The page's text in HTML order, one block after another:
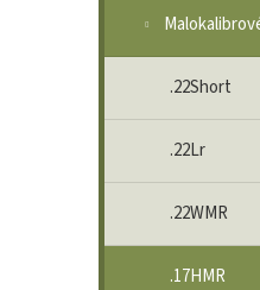
.22Short
.22Lr
.22WMR
.17HMR